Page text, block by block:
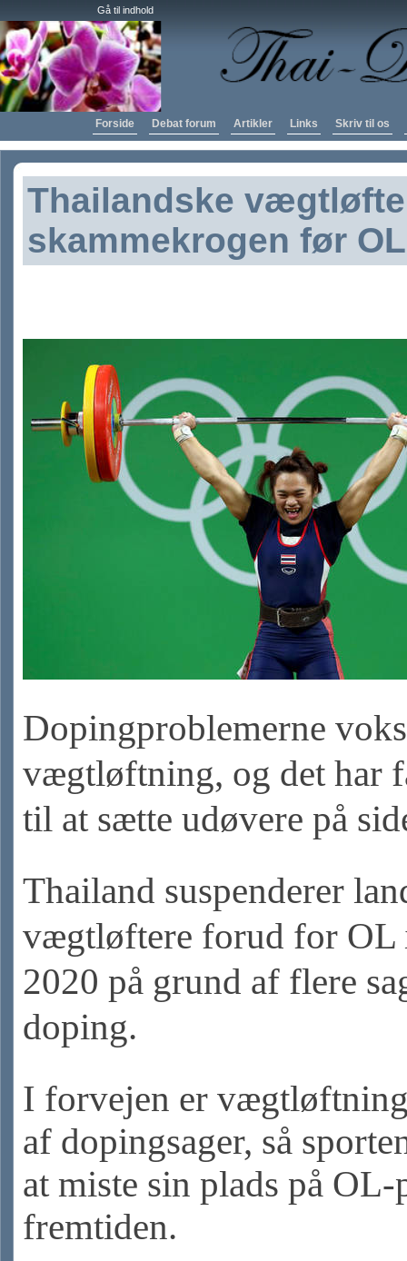
Gå til indhold
Forside Debat forum Artikler Links Skriv til os
Thailandske
skammekrogen før OL
Dopingproblemerne
vægtløftning, og det har
til at sætte udøvere på
Thailand suspenderer
vægtløftere forud for OL
2020 på grund af flere
doping.
I forvejen er
af dopingsager, så
at miste sin plads på
fremtiden.